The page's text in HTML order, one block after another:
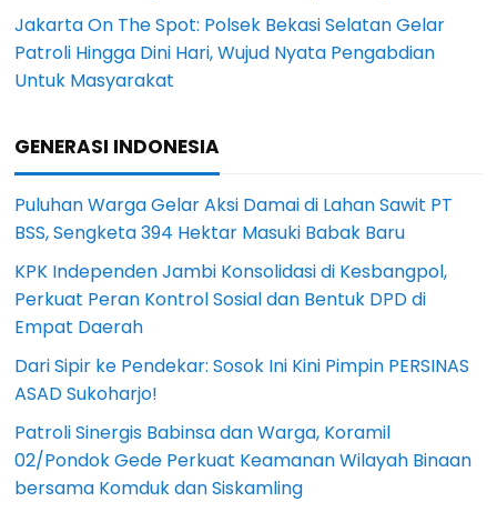
Jakarta On The Spot: Polsek Bekasi Selatan Gelar
Patroli Hingga Dini Hari, Wujud Nyata Pengabdian
Untuk Masyarakat
GENERASI INDONESIA
Puluhan Warga Gelar Aksi Damai di Lahan Sawit PT
BSS, Sengketa 394 Hektar Masuki Babak Baru
KPK Independen Jambi Konsolidasi di Kesbangpol,
Perkuat Peran Kontrol Sosial dan Bentuk DPD di
Empat Daerah
Dari Sipir ke Pendekar: Sosok Ini Kini Pimpin PERSINAS
ASAD Sukoharjo!
Patroli Sinergis Babinsa dan Warga, Koramil
02/Pondok Gede Perkuat Keamanan Wilayah Binaan
bersama Komduk dan Siskamling